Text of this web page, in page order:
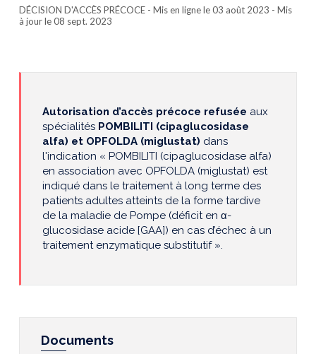
DÉCISION D'ACCÈS PRÉCOCE - Mis en ligne le 03 août 2023 - Mis
à jour le 08 sept. 2023
Autorisation d’accès précoce refusée aux
spécialités POMBILITI (cipaglucosidase
alfa) et OPFOLDA (miglustat) dans
l'indication « POMBILITI (cipaglucosidase alfa)
en association avec OPFOLDA (miglustat) est
indiqué dans le traitement à long terme des
patients adultes atteints de la forme tardive
de la maladie de Pompe (déficit en α-
glucosidase acide [GAA]) en cas d’échec à un
traitement enzymatique substitutif ».
Documents